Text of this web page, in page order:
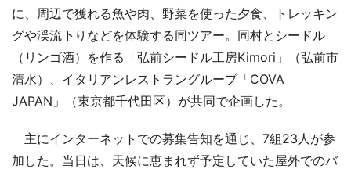
に、周辺で獲れる魚や肉、野菜を使った夕食、トレッキン
グや渓流下りなどを体験する同ツアー。同村とシードル
（リンゴ酒）を作る「弘前シードル工房Kimori」（弘前市
清水）、イタリアンレストラングループ「COVA
JAPAN」（東京都千代田区）が共同で企画した。
主にインターネットでの募集告知を通じ、7組23人が参
加した。当日は、天候に恵まれず予定していた屋外でのバ